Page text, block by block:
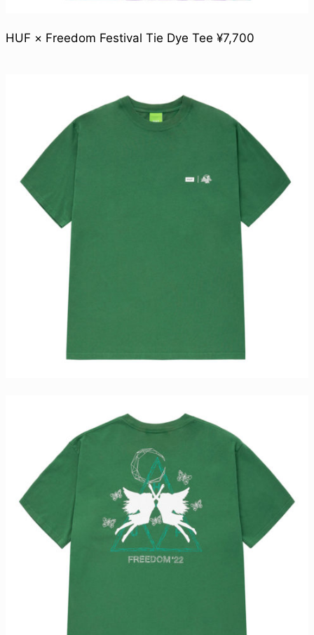
HUF × Freedom Festival Tie Dye Tee ¥7,700